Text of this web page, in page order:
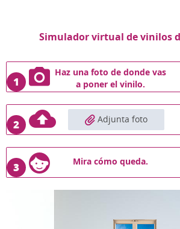
Simulador virtual de vinilos
1
Haz una foto de donde vas
a poner el vinilo.
2 Adjunta foto
3 Mira cómo queda.